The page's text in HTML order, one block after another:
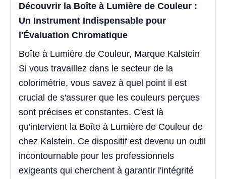
Découvrir la Boîte à Lumière de Couleur :
Un Instrument Indispensable pour
l'Évaluation Chromatique
Boîte à Lumière de Couleur, Marque Kalstein
Si vous travaillez dans le secteur de la
colorimétrie, vous savez à quel point il est
crucial de s'assurer que les couleurs perçues
sont précises et constantes. C'est là
qu'intervient la Boîte à Lumière de Couleur de
chez Kalstein. Ce dispositif est devenu un outil
incontournable pour les professionnels
exigeants qui cherchent à garantir l'intégrité